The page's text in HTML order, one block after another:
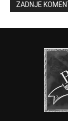
ZADNJE